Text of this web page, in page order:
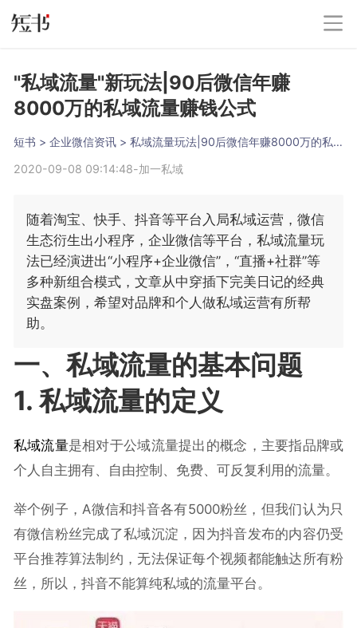
"私域流量"新玩法|90后微信年赚
8000万的私域流量赚钱公式
短书 > 企业微信资讯 >
私域流量玩法|90后微信年赚8000万的私域流量赚钱公式
2020-09-08 09:14:48-加一私域
随着淘宝、快手、抖音等平台入局私域运营，微信
生态衍生出小程序，企业微信等平台，私域流量玩
法已经演进出“小程序+企业微信”，“直播+社群”等
多种新组合模式，文章从中穿插下完美日记的经典
实盘案例，希望对品牌和个人做私域运营有所帮
助。
一、私域流量的基本问题
1. 私域流量的定义
私域流量是相对于公域流量提出的概念，主要指品牌或
个人自主拥有、自由控制、免费、可反复利用的流量。
举个例子，A微信和抖音各有5000粉丝，但我们认为只
有微信粉丝完成了私域沉淀，因为抖音发布的内容仍受
平台推荐算法制约，无法保证每个视频都能触达所有粉
丝，所以，抖音不能算纯私域的流量平台。